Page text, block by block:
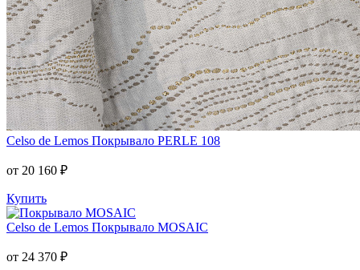
Celso de Lemos Покрывало PERLE 108
от 20 160 ₽
Купить
Celso de Lemos Покрывало MOSAIC
от 24 370 ₽